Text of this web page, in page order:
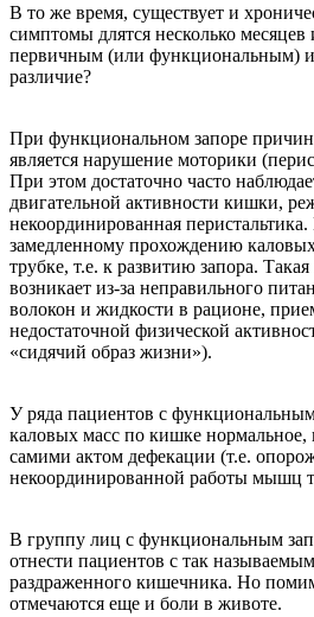
В то же время, существует и
симптомы длятся несколько
первичным (или функциональным)
различие?
При функциональном запоре
является нарушение моторики
При этом достаточно часто
двигательной активности кишки,
некоординированная
замедленному прохождению
трубке, т.е. к развитию запора.
возникает из-за неправильного
волокон и жидкости в рационе,
недостаточной физической
«сидячий образ жизни»).
У ряда пациентов с
каловых масс по кишке нормальное,
самими актом дефекации (т.е.
некоординированной работы мышц
В группу лиц с функциональным
отнести пациентов с так
раздраженного кишечника. Но
отмечаются еще и боли в животе.